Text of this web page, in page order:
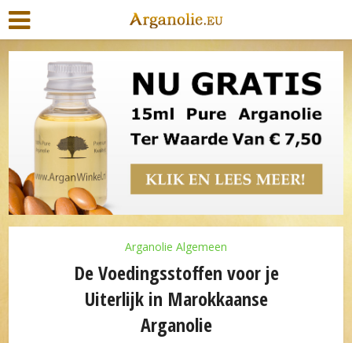
Arganolie Algemeen
De Voedingsstoffen voor je
Uiterlijk in Marokkaanse
Arganolie